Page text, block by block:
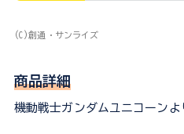
(C)創通・サンライズ
商品詳細
機動戦士ガンダムユニコーンよ